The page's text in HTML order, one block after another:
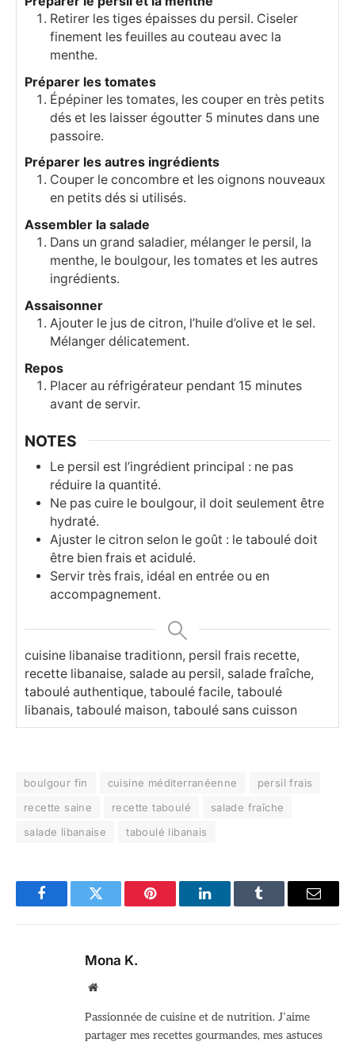
Retirer les tiges épaisses du persil. Ciseler
finement les feuilles au couteau avec la
menthe.
Préparer les tomates
Épépiner les tomates, les couper en très petits
dés et les laisser égoutter 5 minutes dans une
passoire.
Préparer les autres ingrédients
Couper le concombre et les oignons nouveaux
en petits dés si utilisés.
Assembler la salade
Dans un grand saladier, mélanger le persil, la
menthe, le boulgour, les tomates et les autres
ingrédients.
Assaisonner
Ajouter le jus de citron, l’huile d’olive et le sel.
Mélanger délicatement.
Repos
Placer au réfrigérateur pendant 15 minutes
avant de servir.
NOTES
Le persil est l’ingrédient principal : ne pas
réduire la quantité.
Ne pas cuire le boulgour, il doit seulement être
hydraté.
Ajuster le citron selon le goût : le taboulé doit
être bien frais et acidulé.
Servir très frais, idéal en entrée ou en
accompagnement.
cuisine libanaise traditionn, persil frais recette,
recette libanaise, salade au persil, salade fraîche,
taboulé authentique, taboulé facile, taboulé
libanais, taboulé maison, taboulé sans cuisson
boulgour fin cuisine méditerranéenne
persil frais
recette saine
recette taboulé
salade fraîche
salade libanaise
taboulé libanais
FacebookTwitter Pinterest LinkedInTumblr Email
Mona K.
Site
Passionnée de cuisine et de nutrition. J’aime
partager mes recettes gourmandes, mes astuces